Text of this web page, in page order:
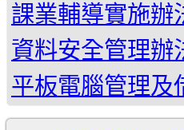
課業輔導實施辦
資料安全管理辦
平板電腦管理及